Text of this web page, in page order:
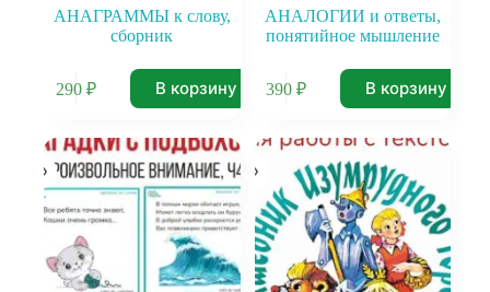
АНАГРАММЫ к слову,
сборник
290 ₽ В корзину
АНАЛОГИИ и ответы,
понятийное мышление
390₽ В корзину